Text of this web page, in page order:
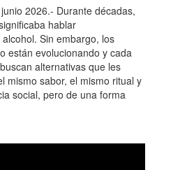
2026.- Durante décadas,
hablar
Sin embargo, los
están evolucionando y cada
alternativas que les
mismo sabor, el mismo ritual y
social, pero de una forma